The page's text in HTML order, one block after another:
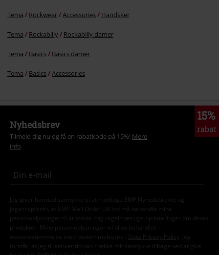
Tema Rockwear Accessories Handsker
Tema Rockabilly Rockabilly damer
Tema Basics Basics damer
Tema Basics Accessories
15%
rabat
Nyhedsbrev
Tilmeld dig nu og få en rabatkode på 15%! Mere
info
Jeg giver hermed samtykke til at modtage EMP Nyhedsbrevet og
jegaccepterer, at EMP Mail Order UK Ltd må behandle mine
personoplysninger til at sende mig regelmæssige opdateringer om deres
produkter. Mine personoplysninger vil blive behandlet i
overensstemmelse med bestemmelserne i
Data Privacy Policy
. Jeg
forstår, at jeg til enhver tid kan trække mit samtykke tilbage ved at give